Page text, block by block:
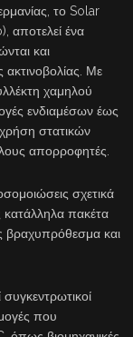
το Solar
ένα
και
Με
χαμηλού
ενδιαμέσων έως
στατικών
απορροφητές.
σχετικά
κατάλληλα πακέτα
βραχυπρόθεσμα και
συγκεντρωτικοί
που